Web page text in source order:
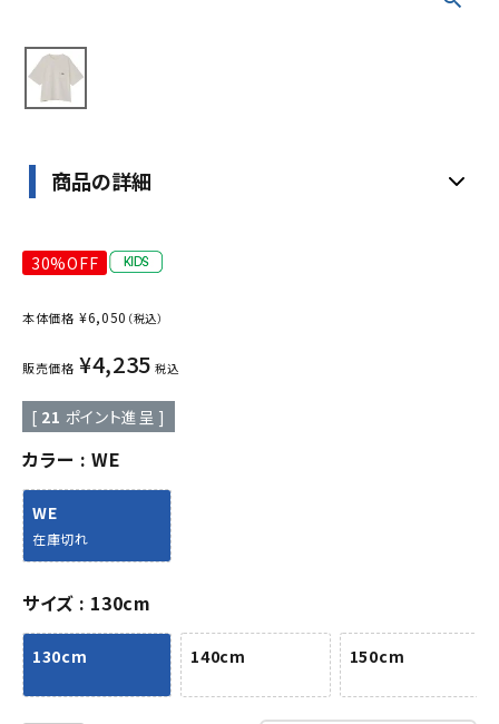
商品の詳細
30%OFF
本体価格 ¥6,050 （税込）
販売価格 ¥4,235 税込
[ 21 ポイント進呈 ]
カラー WE
WE
在庫切れ
サイズ 130cm
130cm 140cm 150cm